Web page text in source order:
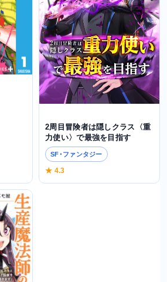
2周目冒険者は隠しクラス〈重
力使い〉で最強を目指す
SF･ファンタジー
★ 4.3